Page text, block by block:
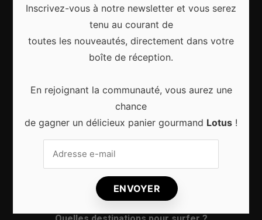
Sport d’hiver, cinq destinations incontournables
8 choses qui vous arrivent en prenant l’avion
Inscrivez-vous à notre newsletter et vous serez
tenu au courant de
toutes les nouveautés, directement dans votre
boîte de réception.
En rejoignant la communauté, vous aurez une
chance
de gagner un délicieux panier gourmand Lotus !